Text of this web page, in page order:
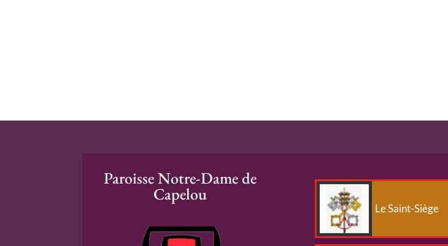
Paroisse Notre-Dame de
Capelou
Le Saint-Siège